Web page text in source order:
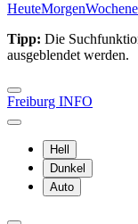
HeuteMorgen
Tipp: Die
ausgeblendet werden.
Freiburg INFO
Hell
Dunkel
Auto